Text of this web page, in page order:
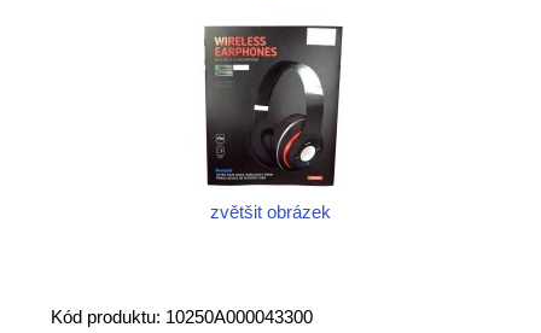
zvětšit obrázek
Kód produktu: 10250A000043300